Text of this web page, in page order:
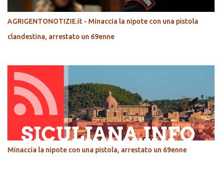
AGRIGENTONOTIZIE.it - Minaccia la nipote con una pistola
clandestina, arrestato un 69enne
Minaccia la nipote con una pistola, arrestato un 69enne